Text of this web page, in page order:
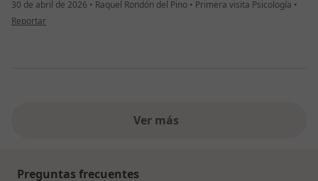
30 de abril de 2026 • Raquel Rondón del Pino • Primera visita Psicología •
en opinión del usuario María antonia
Reportar
Ver más
Preguntas frecuentes